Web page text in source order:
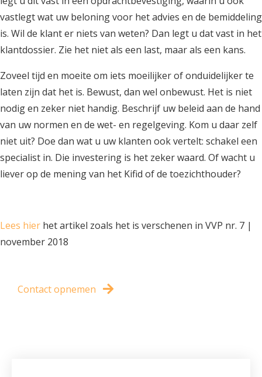
vastlegt wat uw beloning voor het advies en de bemiddeling
is. Wil de klant er niets van weten? Dan legt u dat vast in het
klantdossier. Zie het niet als een last, maar als een kans.
Zoveel tijd en moeite om iets moeilijker of onduidelijker te
laten zijn dat het is. Bewust, dan wel onbewust. Het is niet
nodig en zeker niet handig. Beschrijf uw beleid aan de hand
van uw normen en de wet- en regelgeving. Kom u daar zelf
niet uit? Doe dan wat u uw klanten ook vertelt: schakel een
specialist in. Die investering is het zeker waard. Of wacht u
liever op de mening van het Kifid of de toezichthouder?
Lees hier het artikel zoals het is verschenen in VVP nr. 7 |
november 2018
Contact opnemen